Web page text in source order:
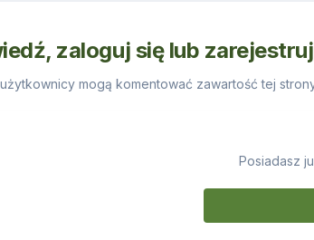
zaloguj się lub
mogą komentować zawartość tej
Posiadasz